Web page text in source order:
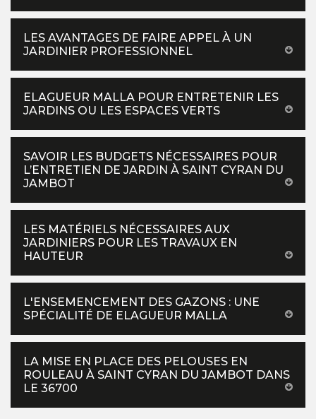
LES AVANTAGES DE FAIRE APPEL À UN
JARDINIER PROFESSIONNEL
ELAGUEUR MALLA POUR ENTRETENIR LES
JARDINS OU LES ESPACES VERTS
SAVOIR LES BUDGETS NÉCESSAIRES POUR
L’ENTRETIEN DE JARDIN À SAINT CYRAN DU
JAMBOT
LES MATÉRIELS NÉCESSAIRES AUX
JARDINIERS POUR LES TRAVAUX EN
HAUTEUR
L'ENSEMENCEMENT DES GAZONS : UNE
SPÉCIALITÉ DE ELAGUEUR MALLA
LA MISE EN PLACE DES PELOUSES EN
ROULEAU À SAINT CYRAN DU JAMBOT DANS
LE 36700